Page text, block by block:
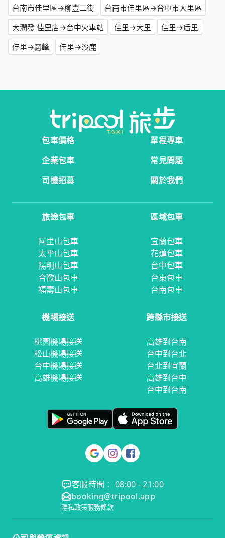
台南市佳里區→柳豐二街
台南市佳里區→台中市大里區
大潤發 佳里店→台中火車站
佳里→大里
佳里→后里
佳里→霧峰
佳里→沙鹿
包車價格
單程專車
企業包車
常見問題
司機招募
關於我們
旅途包車
阿里山包車
太平山包車
陽明山包車
合歡山包車
福壽山包車
區域包車
宜蘭包車
花蓮包車
台中包車
台東包車
台南包車
機場接送
桃園機場接送
松山機場接送
台中機場接送
高雄機場接送
跨縣市接送
高雄到台南
台中到台北
台北到宜蘭
高雄到台中
台中到台南
客服時間： 08:00 - 21:00
booking@tripool.app
隱私政策服務條款